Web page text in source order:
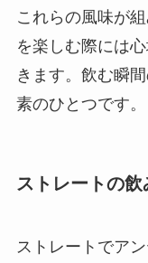
これらの風味が
を楽しむ際には
きます。飲む瞬
素のひとつです。
ストレートの飲
ストレートでア